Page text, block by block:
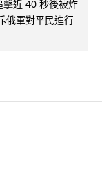
擊近 40 秒後被炸
俄軍對平民進行